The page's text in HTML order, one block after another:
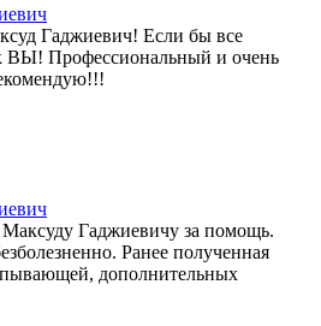
Гаджиевич! Если бы все
ВЫ! Профессиональный и очень
Гаджиевичу за помощь.
Ранее полученная
дополнительных